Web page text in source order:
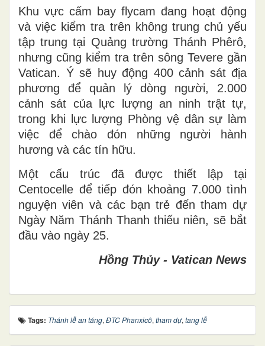
Khu vực cấm bay flycam đang hoạt động
và việc kiểm tra trên không trung chủ yếu
tập trung tại Quảng trường Thánh Phêrô,
nhưng cũng kiểm tra trên sông Tevere gần
Vatican. Ý sẽ huy động 400 cảnh sát địa
phương để quản lý dòng người, 2.000
cảnh sát của lực lượng an ninh trật tự,
trong khi lực lượng Phòng vệ dân sự làm
việc để chào đón những người hành
hương và các tín hữu.
Một cấu trúc đã được thiết lập tại
Centocelle để tiếp đón khoảng 7.000 tình
nguyện viên và các bạn trẻ đến tham dự
Ngày Năm Thánh Thanh thiếu niên, sẽ bắt
đầu vào ngày 25.
Hồng Thủy - Vatican News
Tags: Thánh lễ an táng, ĐTC Phanxicô, tham dự, tang lễ